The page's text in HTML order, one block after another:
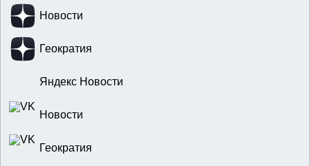
Новости
Геократия
Яндекс Новости
Новости
Геократия